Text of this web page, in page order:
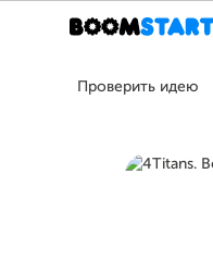
Проверить идею